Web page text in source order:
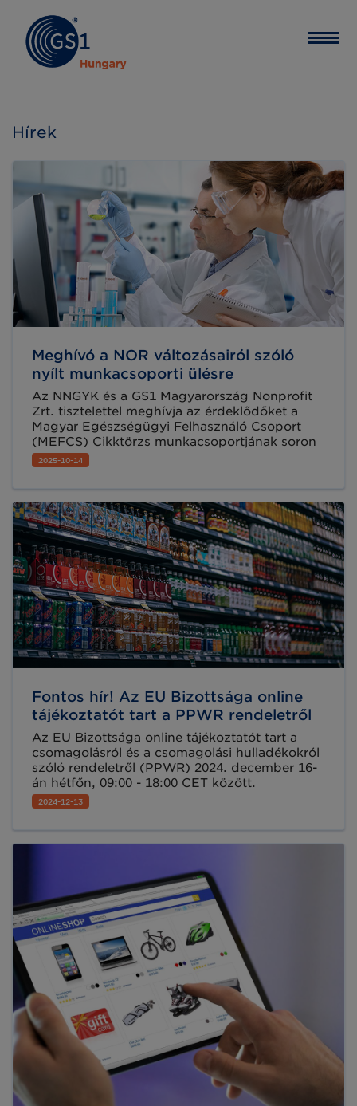
Hírek
Meghívó a NOR változásairól szóló
nyílt munkacsoporti ülésre
Az NNGYK és a GS1 Magyarország Nonprofit
Zrt. tisztelettel meghívja az érdeklődőket a
Magyar Egészségügyi Felhasználó Csoport
(MEFCS) Cikktörzs munkacsoportjának soron
következő nyílt online ülésére.
2025-10-14
Fontos hír! Az EU Bizottsága online
tájékoztatót tart a PPWR rendeletről
Az EU Bizottsága online tájékoztatót tart a
csomagolásról és a csomagolási hulladékokról
szóló rendeletről (PPWR) 2024. december 16-
án hétfőn, 09:00 - 18:00 CET között.
2024-12-13